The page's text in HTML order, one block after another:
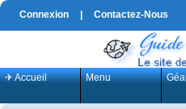
Connexion Contactez-Nous
✈ Accueil Menu